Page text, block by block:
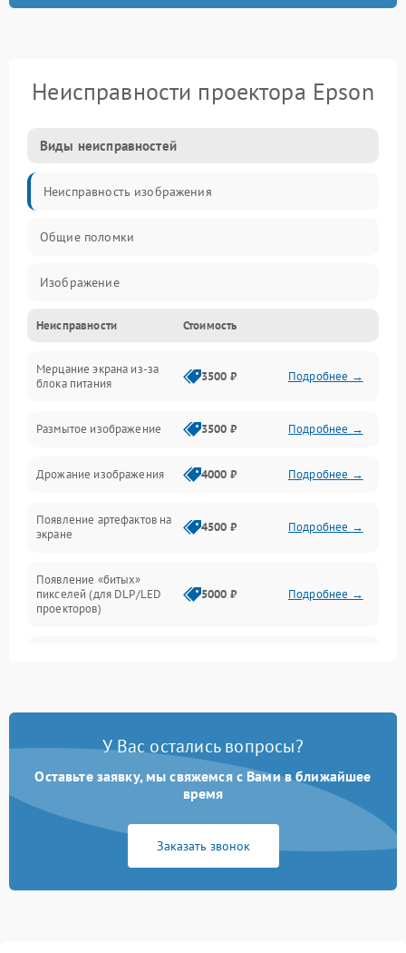
Неисправности проектора Epson
Виды неисправностей
Неисправность изображения
Общие поломки
Изображение
Лампа подсветки
Неисправность управления и интерфейсов
Неисправности Стоимость
Мерцание экрана из-за
блока питания
3500 ₽ Подробнее →
Размытое изображение 3500 ₽ Подробнее →
Дрожание изображения 4000 ₽ Подробнее →
Появление артефактов на
экране
4500 ₽ Подробнее →
Появление «битых»
пикселей (для DLP/LED
проекторов)
5000 ₽ Подробнее →
Нестабильная яркость или
Неравномерная подсветка
4500 ₽ Подробнее →
автоматическая коррекция
трапеции (Keystone)
3000 ₽ Подробнее →
У Вас остались вопросы?
Оставьте заявку, мы свяжемся с Вами в ближайшее
время
Заказать звонок